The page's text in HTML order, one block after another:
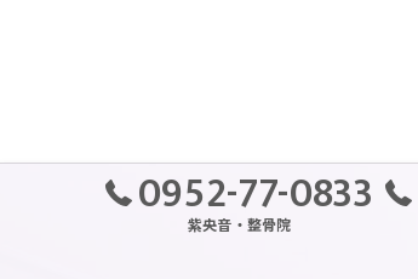
0952-77-0833
紫央音・整骨院